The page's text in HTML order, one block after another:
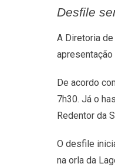
Desfile
A Diretoria
De acordo
7h30. Já o
Redentor da
O desfile
na orla da